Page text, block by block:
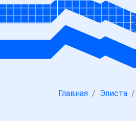
Главная Элиста